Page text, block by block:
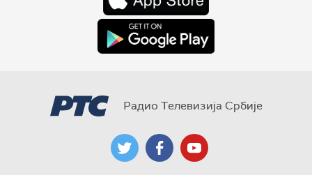
Радио Телевизија Србије